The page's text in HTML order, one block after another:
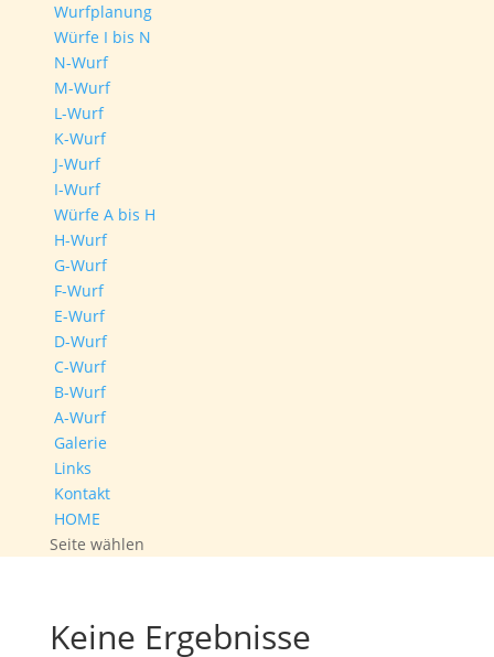
Wurfplanung
Würfe I bis N
N-Wurf
M-Wurf
L-Wurf
K-Wurf
J-Wurf
I-Wurf
Würfe A bis H
H-Wurf
G-Wurf
F-Wurf
E-Wurf
D-Wurf
C-Wurf
B-Wurf
A-Wurf
Galerie
Links
Kontakt
HOME
Seite wählen
Keine Ergebnisse